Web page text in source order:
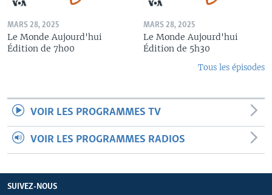
MARS 28, 2025
Le Monde Aujourd'hui
Édition de 7h00
MARS 28, 2025
Le Monde Aujourd'hui
Édition de 5h30
Tous les épisodes
VOIR LES PROGRAMMES TV
VOIR LES PROGRAMMES RADIOS
SUIVEZ-NOUS